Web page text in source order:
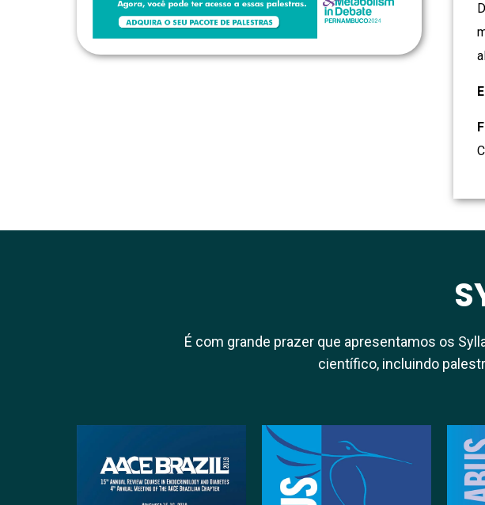
É com grande prazer que apresentamos os
científico, incluindo